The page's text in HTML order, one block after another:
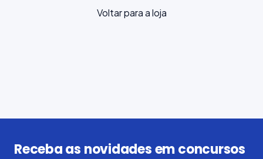
Voltar para a loja
Receba as novidades em concursos